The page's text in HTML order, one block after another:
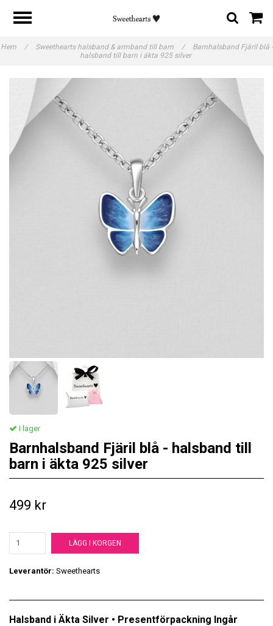
Hem / Sweethearts halsband & armband till barn /
Barnhalsband Fjäril blå -
halsband till barn i äkta 925 silver
I lager
Barnhalsband Fjäril blå - halsband till
barn i äkta 925 silver
499 kr
LÄGG I KORGEN
Leverantör: Sweethearts
Halsband i Äkta Silver • Presentförpackning Ingår